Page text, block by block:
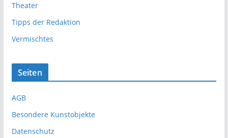
Theater
Tipps der Redaktion
Vermischtes
Seiten
AGB
Besondere Kunstobjekte
Datenschutz